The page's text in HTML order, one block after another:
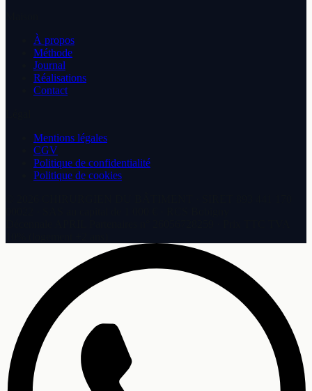
À propos
Méthode
Journal
Réalisations
Contact
Mentions légales
CGV
Politique de confidentialité
Politique de cookies